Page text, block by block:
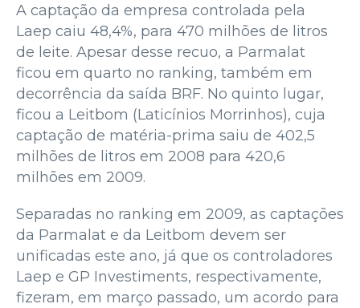
A captação da empresa controlada pela
Laep caiu 48,4%, para 470 milhões de litros
de leite. Apesar desse recuo, a Parmalat
ficou em quarto no ranking, também em
decorrência da saída BRF. No quinto lugar,
ficou a Leitbom (Laticínios Morrinhos), cuja
captação de matéria-prima saiu de 402,5
milhões de litros em 2008 para 420,6
milhões em 2009.
Separadas no ranking em 2009, as captações
da Parmalat e da Leitbom devem ser
unificadas este ano, já que os controladores
Laep e GP Investiments, respectivamente,
fizeram, em março passado, um acordo para